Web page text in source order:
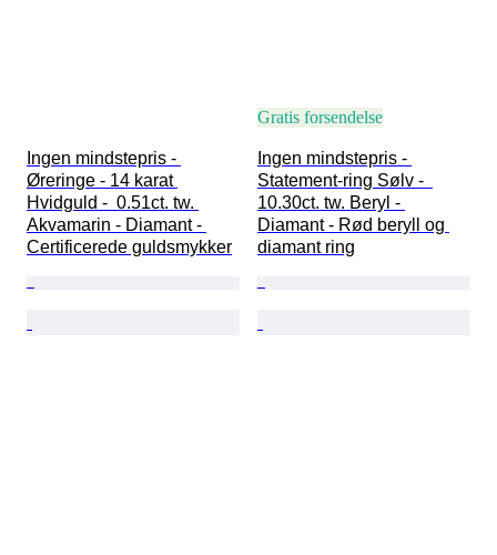
Ingen mindstepris -
Øreringe - 14 karat
Hvidguld -  0.51ct. tw.
Akvamarin - Diamant -
Certificerede guldsmykker
Gratis forsendelse
Ingen mindstepris -
Statement-ring Sølv -
10.30ct. tw. Beryl -
Diamant - Rød beryll og
diamant ring